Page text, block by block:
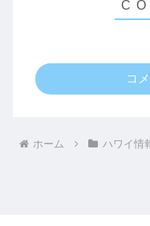
コ
ホーム ハワイ情